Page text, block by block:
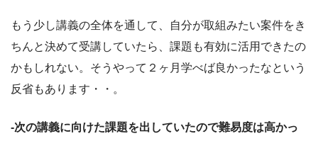
もう少し講義の全体を通して、自分が取組みたい案件をき
ちんと決めて受講していたら、課題も有効に活用できたの
かもしれない。そうやって２ヶ月学べば良かったなという
反省もあります・・。
-次の講義に向けた課題を出していたので難易度は高かっ